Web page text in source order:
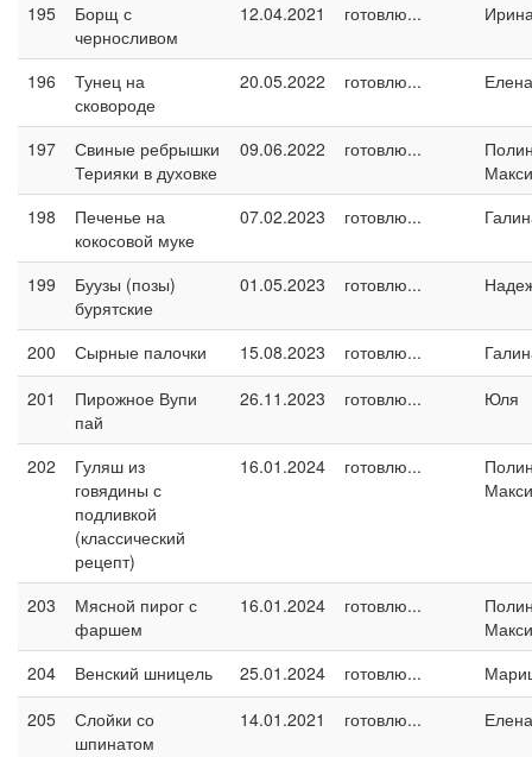
195
Борщ с
черносливом
12.04.2021 готовлю...
196
Тунец на
сковороде
20.05.2022 готовлю...
197
Свиные ребрышки
Терияки в духовке
09.06.2022 готовлю...
198
Печенье на
кокосовой муке
07.02.2023 готовлю...
199
Буузы (позы)
бурятские
01.05.2023 готовлю...
200 Сырные палочки 15.08.2023 готовлю...
201
Пирожное Вупи
пай
26.11.2023 готовлю... Юля
202
Гуляш из
говядины с
подливкой
(классический
рецепт)
16.01.2024 готовлю...
203
Мясной пирог с
фаршем
16.01.2024 готовлю...
204
Венский шницель 25.01.2024 готовлю...
205
Слойки со
шпинатом
14.01.2021 готовлю...